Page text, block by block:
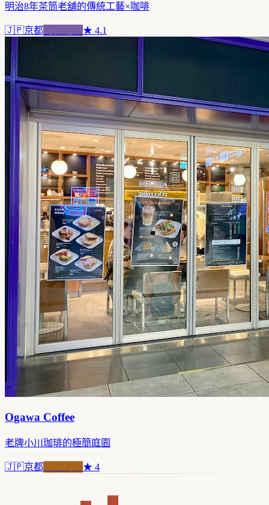
明治8年茶筒老舖的傳統工藝×咖啡
🇯🇵京都 ★ 4.1
Ogawa Coffee
老牌小川珈琲的極簡庭園
🇯🇵京都 ★ 4